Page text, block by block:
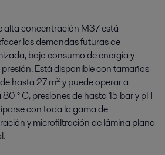
alta concentración M37 está
las demandas futuras de
bajo consumo de energía y
Está disponible con tamaños
hasta 27 m² y puede operar a
° C, presiones de hasta 15 bar y pH
con toda la gama de
y microfiltración de lámina plana